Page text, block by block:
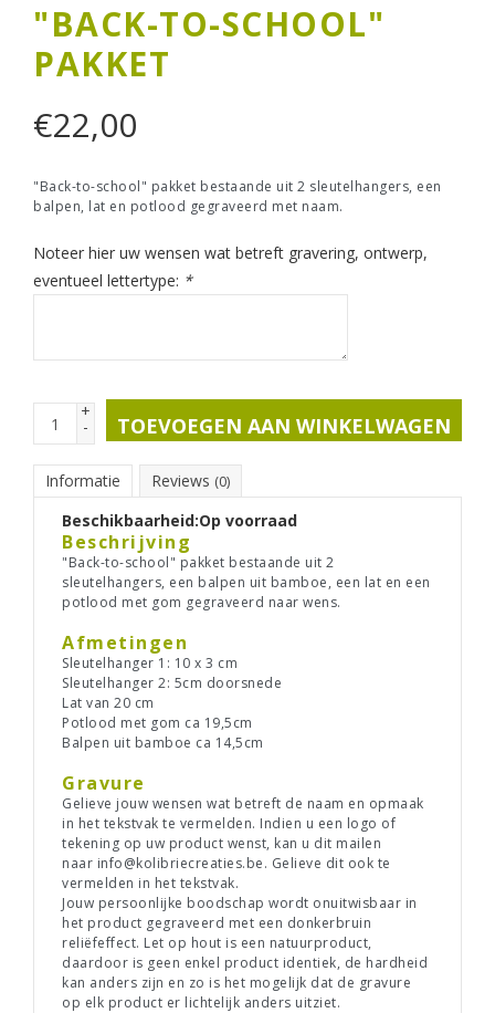
"BACK-TO-SCHOOL"
PAKKET
€22,00
"Back-to-school" pakket bestaande uit 2 sleutelhangers, een
balpen, lat en potlood gegraveerd met naam.
Noteer hier uw wensen wat betreft gravering, ontwerp,
eventueel lettertype: *
+
- TOEVOEGEN AAN WINKELWAGEN
Informatie Reviews (0)
Beschikbaarheid:Op voorraad
Beschrijving
"Back-to-school" pakket bestaande uit 2
sleutelhangers, een balpen uit bamboe, een lat en een
potlood met gom gegraveerd naar wens.
Afmetingen
Sleutelhanger 1: 10 x 3 cm
Sleutelhanger 2: 5cm doorsnede
Lat van 20 cm
Potlood met gom ca 19,5cm
Balpen uit bamboe ca 14,5cm
Gravure
Gelieve jouw wensen wat betreft de naam en opmaak
in het tekstvak te vermelden. Indien u een logo of
tekening op uw product wenst, kan u dit mailen
naar info@kolibriecreaties.be. Gelieve dit ook te
vermelden in het tekstvak.
Jouw persoonlijke boodschap wordt onuitwisbaar in
het product gegraveerd met een donkerbruin
reliëfeffect. Let op hout is een natuurproduct,
daardoor is geen enkel product identiek, de hardheid
kan anders zijn en zo is het mogelijk dat de gravure
op elk product er lichtelijk anders uitziet.